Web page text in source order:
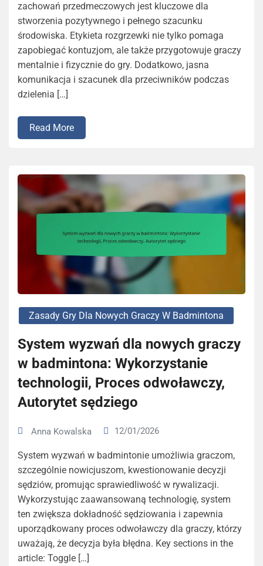
zachowań przedmeczowych jest kluczowe dla
stworzenia pozytywnego i pełnego szacunku
środowiska. Etykieta rozgrzewki nie tylko pomaga
zapobiegać kontuzjom, ale także przygotowuje graczy
mentalnie i fizycznie do gry. Dodatkowo, jasna
komunikacja i szacunek dla przeciwników podczas
dzielenia […]
Read More
Zasady Gry Dla Nowych Graczy W Badmintona
System wyzwań dla nowych graczy
w badmintona: Wykorzystanie
technologii, Proces odwoławczy,
Autorytet sędziego
Anna Kowalska 12/01/2026
System wyzwań w badmintonie umożliwia graczom,
szczególnie nowicjuszom, kwestionowanie decyzji
sędziów, promując sprawiedliwość w rywalizacji.
Wykorzystując zaawansowaną technologię, system
ten zwiększa dokładność sędziowania i zapewnia
uporządkowany proces odwoławczy dla graczy, którzy
uważają, że decyzja była błędna. Key sections in the
article: Toggle […]